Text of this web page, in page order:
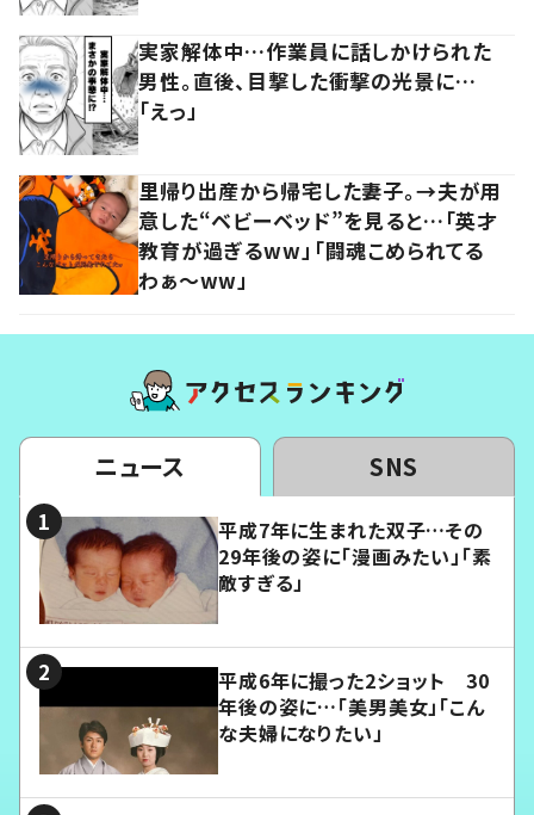
実家解体中…作業員に話しかけられた
男性。直後、目撃した衝撃の光景に…
「えっ」
里帰り出産から帰宅した妻子。→夫が用
意した“ベビーベッド”を見ると…「英才
教育が過ぎるww」「闘魂こめられてる
わぁ～ww」
ニュース SNS
平成7年に生まれた双子…その
29年後の姿に「漫画みたい」「素
敵すぎる」
平成6年に撮った2ショット 30
年後の姿に…「美男美女」「こん
な夫婦になりたい」